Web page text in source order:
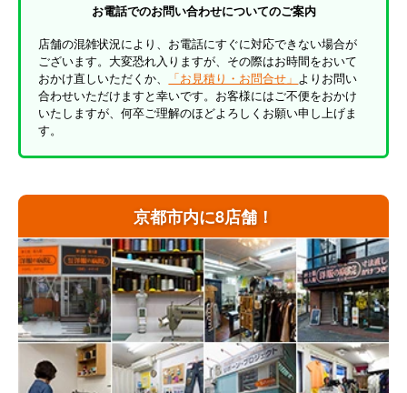
京都市内に8店舗！
お電話でのお問い合わせについてのご案内
店舗の混雑状況により、お電話にすぐに対応できない場合が
ございます。大変恐れ入りますが、その際はお時間をおいて
おかけ直しいただくか、
「お見積り・お問合せ」 よりお問い
合わせいただけますと幸いです。お客様にはご不便をおかけ
いたしますが、何卒ご理解のほどよろしくお願い申し上げま
す。